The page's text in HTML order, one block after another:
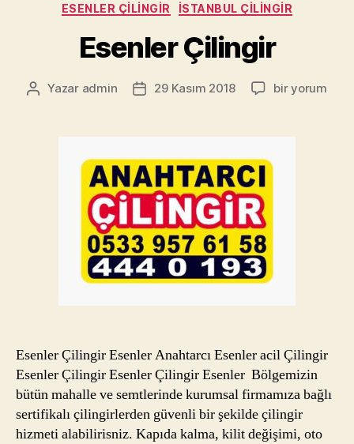
ESENLER ÇILINGIR
İSTANBUL ÇILINGIR
Esenler Çilingir
Yazının
Yazar admin
Yazı29 Kasım 2018
Esenler
bir yorum
Esenler Çilingir Esenler Anahtarcı Esenler acil Çilingir
Esenler Çilingir Esenler Çilingir Esenler Bölgemizin
bütün mahalle ve semtlerinde kurumsal firmamıza bağlı
sertifikalı çilingirlerden güvenli bir şekilde çilingir
hizmeti alabilirisniz. Kapıda kalma, kilit değişimi, oto